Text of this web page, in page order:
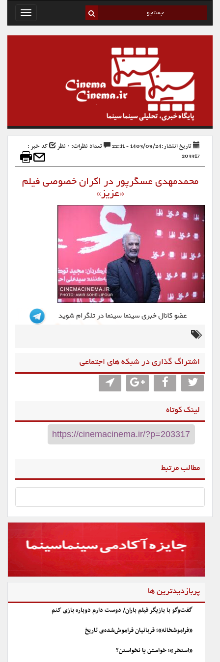
Toggle
تاریخ انتشار:1403/09/24 - 22:11 تعداد نظرات: ۰ نظر
کد خبر :
203317
محمدمهدی عسگرپور در اکران خصوصی فیلم
«عزیز»
اشتراگ گذاری در شبکه های اجتماعی
لینک کوتاه
مطالب مرتبط
پربازدیدترین ها
گفت‌وگو با بازیگر فیلم باران/ دوست دارم دوباره بازی کنم
«فراموشخانه»؛ قربانیان فراموش‌شده‌ی تاریخ
«استخر»؛ خواستن یا نخواستن؟